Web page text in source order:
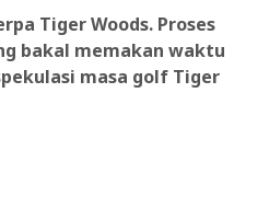
Tiger Woods. Proses
bakal memakan waktu
masa golf Tiger